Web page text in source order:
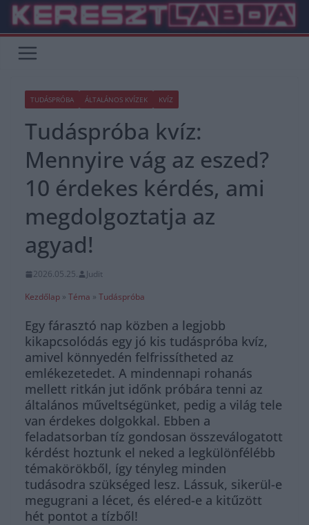
Skip
content
TUDÁSPRÓBA ÁLTALÁNOS KVÍZEK KVÍZ
Tudáspróba kvíz:
Mennyire vág az eszed?
10 érdekes kérdés, ami
megdolgoztatja az
agyad!
2026.05.25.
Judit
Kezdőlap » Téma » Tudáspróba
Egy fárasztó nap közben a legjobb
kikapcsolódás egy jó kis tudáspróba kvíz,
amivel könnyedén felfrissítheted az
emlékezetedet. A mindennapi rohanás
mellett ritkán jut időnk próbára tenni az
általános műveltségünket, pedig a világ tele
van érdekes dolgokkal. Ebben a
feladatsorban tíz gondosan összeválogatott
kérdést hoztunk el neked a legkülönfélébb
témakörökből, így tényleg minden
tudásodra szükséged lesz. Lássuk, sikerül-e
megugrani a lécet, és eléred-e a kitűzött
hét pontot a tízből!